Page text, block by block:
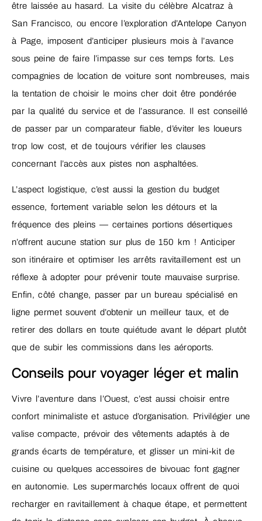
être laissée au hasard. La visite du célèbre Alcatraz à
San Francisco, ou encore l’exploration d’Antelope Canyon
à Page, imposent d’anticiper plusieurs mois à l’avance
sous peine de faire l’impasse sur ces temps forts. Les
compagnies de location de voiture sont nombreuses, mais
la tentation de choisir le moins cher doit être pondérée
par la qualité du service et de l’assurance. Il est conseillé
de passer par un comparateur fiable, d’éviter les loueurs
trop low cost, et de toujours vérifier les clauses
concernant l’accès aux pistes non asphaltées.
L’aspect logistique, c’est aussi la gestion du budget
essence, fortement variable selon les détours et la
fréquence des pleins — certaines portions désertiques
n’offrent aucune station sur plus de 150 km ! Anticiper
son itinéraire et optimiser les arrêts ravitaillement est un
réflexe à adopter pour prévenir toute mauvaise surprise.
Enfin, côté change, passer par un bureau spécialisé en
ligne permet souvent d’obtenir un meilleur taux, et de
retirer des dollars en toute quiétude avant le départ plutôt
que de subir les commissions dans les aéroports.
Conseils pour voyager léger et malin
Vivre l’aventure dans l’Ouest, c’est aussi choisir entre
confort minimaliste et astuce d’organisation. Privilégier une
valise compacte, prévoir des vêtements adaptés à de
grands écarts de température, et glisser un mini-kit de
cuisine ou quelques accessoires de bivouac font gagner
en autonomie. Les supermarchés locaux offrent de quoi
recharger en ravitaillement à chaque étape, et permettent